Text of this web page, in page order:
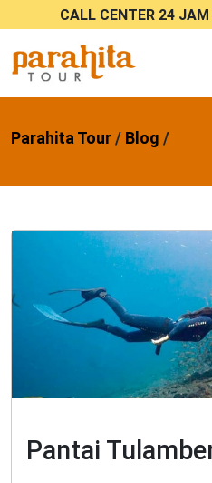
CALL CENTER 24 JAM
Parahita Tour/ Blog /
Pantai